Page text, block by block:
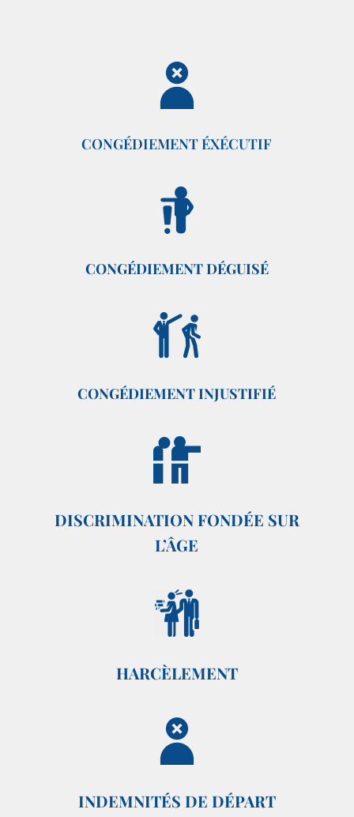
CONGÉDIEMENT ÉXÉCUTIF
CONGÉDIEMENT DÉGUISÉ
CONGÉDIEMENT INJUSTIFIÉ
DISCRIMINATION FONDÉE SUR
L’ÂGE
HARCÈLEMENT
INDEMNITÉS DE DÉPART